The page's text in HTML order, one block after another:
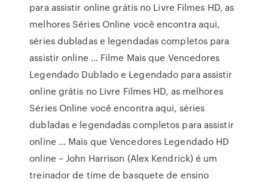
para assistir online grátis no Livre Filmes HD, as
melhores Séries Online você encontra aqui,
séries dubladas e legendadas completos para
assistir online … Filme Mais que Vencedores
Legendado Dublado e Legendado para assistir
online grátis no Livre Filmes HD, as melhores
Séries Online você encontra aqui, séries
dubladas e legendadas completos para assistir
online … Mais que Vencedores Legendado HD
online – John Harrison (Alex Kendrick) é um
treinador de time de basquete de ensino